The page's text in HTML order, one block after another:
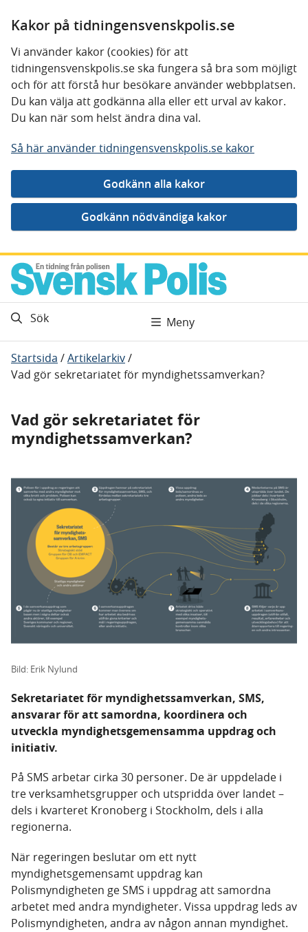
Kakor på tidningensvenskpolis.se
Vi använder kakor (cookies) för att
tidningensvenskpolis.se ska fungera så bra som möjligt
och för att förstå hur besökare använder webbplatsen.
Du kan välja att godkänna alla eller ett urval av kakor.
Du kan när som helst ändra dina val.
Så här använder tidningensvenskpolis.se kakor
Gå direkt till innehåll
Sök Meny
Startsida /Artikelarkiv/
Vad gör sekretariatet för myndighetssamverkan?
Vad gör sekretariatet för
myndighetssamverkan?
Bild: Erik Nylund
Sekretariatet för myndighetssamverkan, SMS,
ansvarar för att samordna, koordinera och
utveckla myndighetsgemensamma uppdrag och
initiativ.
På SMS arbetar cirka 30 personer. De är uppdelade i
tre verksamhetsgrupper och utspridda över landet –
dels i kvarteret Kronoberg i Stockholm, dels i alla
regionerna.
När regeringen beslutar om ett nytt
myndighetsgemensamt uppdrag kan
Polismyndigheten ge SMS i uppdrag att samordna
arbetet med andra myndigheter. Vissa uppdrag leds av
Polismyndigheten, andra av någon annan myndighet.